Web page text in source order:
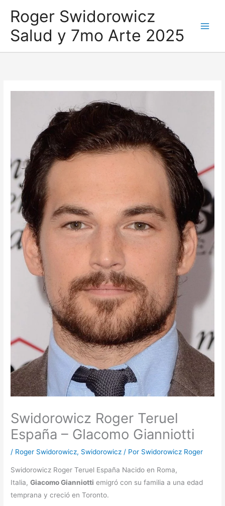
contenido
Roger Swidorowicz
Salud y 7mo Arte 2025
Swidorowicz Roger Teruel
España – GIacomo Gianniotti
/ Roger Swidorowicz, Swidorowicz / Por Swidorowicz Roger
Swidorowicz Roger Teruel España Nacido en Roma,
Italia,Giacomo Gianniotti emigró con su familia a una edad
temprana y creció en Toronto.